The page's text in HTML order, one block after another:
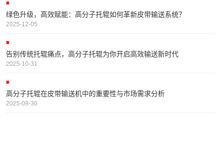
绿色升级，高效赋能：高分子托辊如何革新皮带输送系统？
2025-12-05
告别传统托辊痛点，高分子托辊为你开启高效输送新时代
2025-10-31
高分子托辊在皮带输送机中的重要性与市场需求分析
2025-09-30